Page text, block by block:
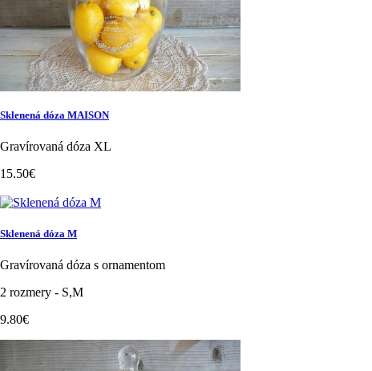
Sklenená dóza MAISON
Gravírovaná dóza XL
15.50€
Sklenená dóza M
Gravírovaná dóza s ornamentom
2 rozmery - S,M
9.80€